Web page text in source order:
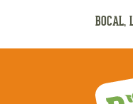
BOCAL,